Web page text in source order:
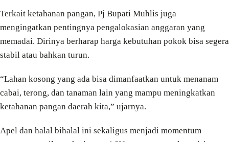
Terkait ketahanan pangan, Pj Bupati Muhlis juga
mengingatkan pentingnya pengalokasian anggaran yang
memadai. Dirinya berharap harga kebutuhan pokok bisa segera
stabil atau bahkan turun.
“Lahan kosong yang ada bisa dimanfaatkan untuk menanam
cabai, terong, dan tanaman lain yang mampu meningkatkan
ketahanan pangan daerah kita,” ujarnya.
Apel dan halal bihalal ini sekaligus menjadi momentum